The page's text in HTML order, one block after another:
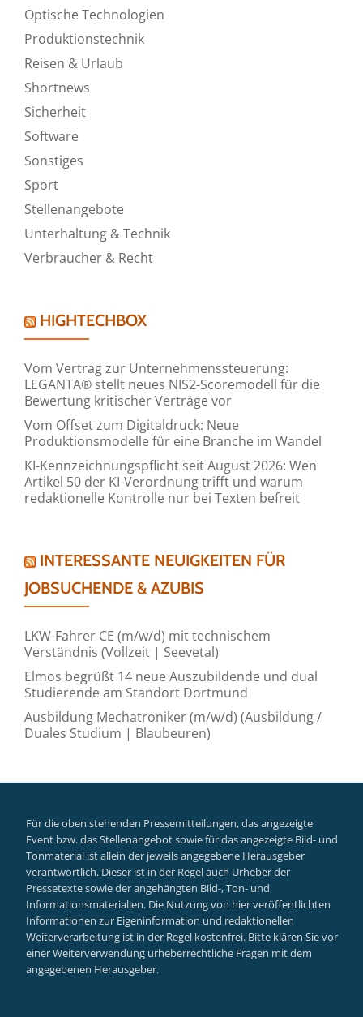
Optische Technologien
Produktionstechnik
Reisen & Urlaub
Shortnews
Sicherheit
Software
Sonstiges
Sport
Stellenangebote
Unterhaltung & Technik
Verbraucher & Recht
HIGHTECHBOX
Vom Vertrag zur Unternehmenssteuerung:
LEGANTA® stellt neues NIS2-Scoremodell für die
Bewertung kritischer Verträge vor
Vom Offset zum Digitaldruck: Neue
Produktionsmodelle für eine Branche im Wandel
KI-Kennzeichnungspflicht seit August 2026: Wen
Artikel 50 der KI-Verordnung trifft und warum
redaktionelle Kontrolle nur bei Texten befreit
INTERESSANTE NEUIGKEITEN FÜR
JOBSUCHENDE & AZUBIS
LKW-Fahrer CE (m/w/d) mit technischem
Verständnis (Vollzeit | Seevetal)
Elmos begrüßt 14 neue Auszubildende und dual
Studierende am Standort Dortmund
Ausbildung Mechatroniker (m/w/d) (Ausbildung /
Duales Studium | Blaubeuren)
Für die oben stehenden Pressemitteilungen, das angezeigte
Event bzw. das Stellenangebot sowie für das angezeigte Bild- und
Tonmaterial ist allein der jeweils angegebene Herausgeber
verantwortlich. Dieser ist in der Regel auch Urheber der
Pressetexte sowie der angehängten Bild-, Ton- und
Informationsmaterialien. Die Nutzung von hier veröffentlichten
Informationen zur Eigeninformation und redaktionellen
Weiterverarbeitung ist in der Regel kostenfrei. Bitte klären Sie vor
einer Weiterverwendung urheberrechtliche Fragen mit dem
angegebenen Herausgeber.